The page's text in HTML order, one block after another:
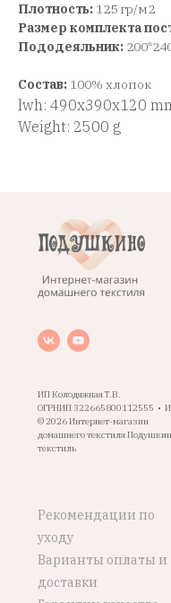
Плотность: 125 гр/м2
Размер комплекта
Пододеяльник:
Состав: 100% хлопок
lwh: 490x390x120
Weight: 2500 g
ИП Колодяжная Т.В.
ОГРНИП 322665800112555 •
© 2026 Интернет-магазин
домашнего текстиля
текстиль
Рекомендации по
уходу
Варианты оплаты и
доставки